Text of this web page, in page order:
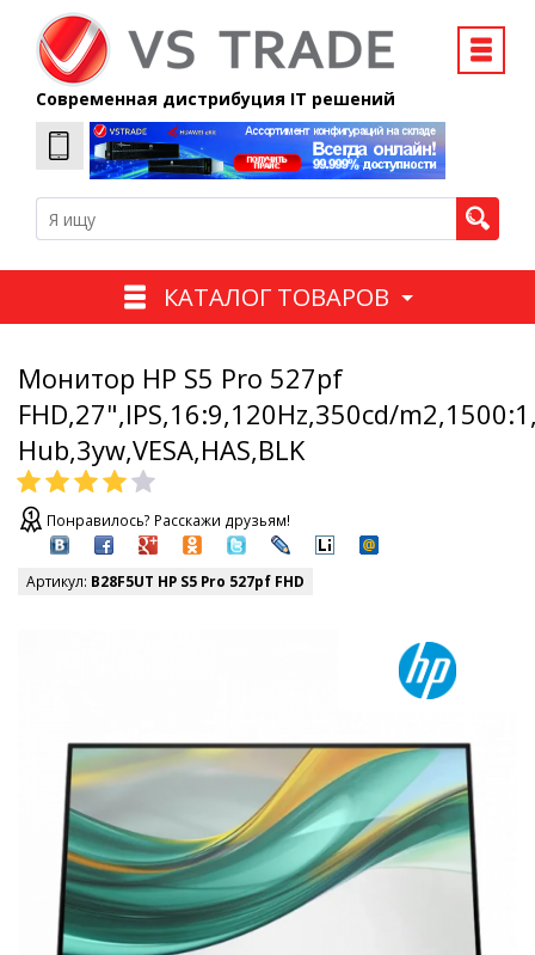
Современная дистрибуция IT решений
КАТАЛОГ ТОВАРОВ
Монитор HP S5 Pro 527pf
FHD,27",IPS,16:9,120Hz,350cd/
Hub,3yw,VESA,HAS,BLK
Понравилось? Расскажи друзьям!
Артикул: B28F5UT HP S5 Pro 527pf FHD